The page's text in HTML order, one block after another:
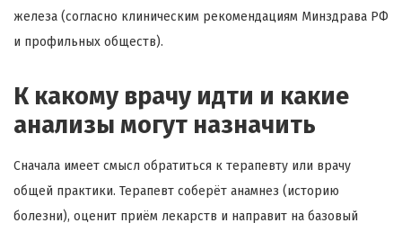
железа (согласно клиническим рекомендациям Минздрава РФ
и профильных обществ).
К какому врачу идти и какие
анализы могут назначить
Сначала имеет смысл обратиться к терапевту или врачу
общей практики. Терапевт соберёт анамнез (историю
болезни), оценит приём лекарств и направит на базовый